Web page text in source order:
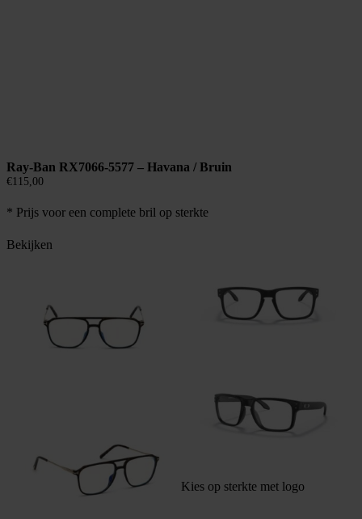
Ray-Ban RX7066-5577 – Havana / Bruin
€115,00
* Prijs voor een complete bril op sterkte
Bekijken
Kies op sterkte met logo